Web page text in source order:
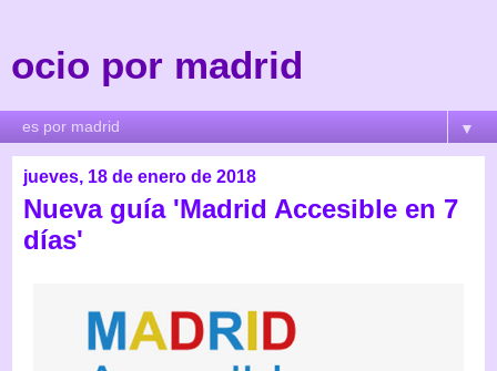
ocio por madrid
▼
jueves, 18 de enero de 2018
Nueva guía 'Madrid Accesible en 7
días'